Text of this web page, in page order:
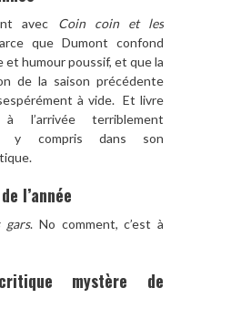
avec Coin coin et les
que Dumont confond
et humour poussif, et que la
de la saison précédente
à vide. Et livre
l’arrivée terriblement
y compris dans son
l’année
gars. No comment, c’est à
mystère de